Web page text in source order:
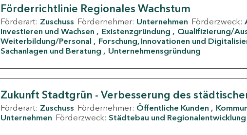
Förderrichtlinie Regionales Wachstum
Förderart: Zuschuss Fördernehmer: Unternehmen Förderzweck:
Investieren und Wachsen
Existenzgründung
Qualifizierung/
Weiterbildung/Personal
Forschung, Innovationen und
Sachanlagen und Beratung
Unternehmensgründung
Zukunft Stadtgrün - Verbesserung des
Förderart: Zuschuss Fördernehmer: Öffentliche Kunden
Unternehmen Förderzweck: Städtebau und Regionalentwicklung